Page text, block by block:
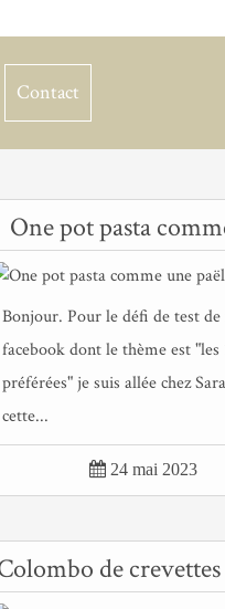
Contact
One pot pasta
Bonjour. Pour le défi de test de
facebook dont le thème est "les
préférées" je suis allée chez
cette...
 24 mai 2023